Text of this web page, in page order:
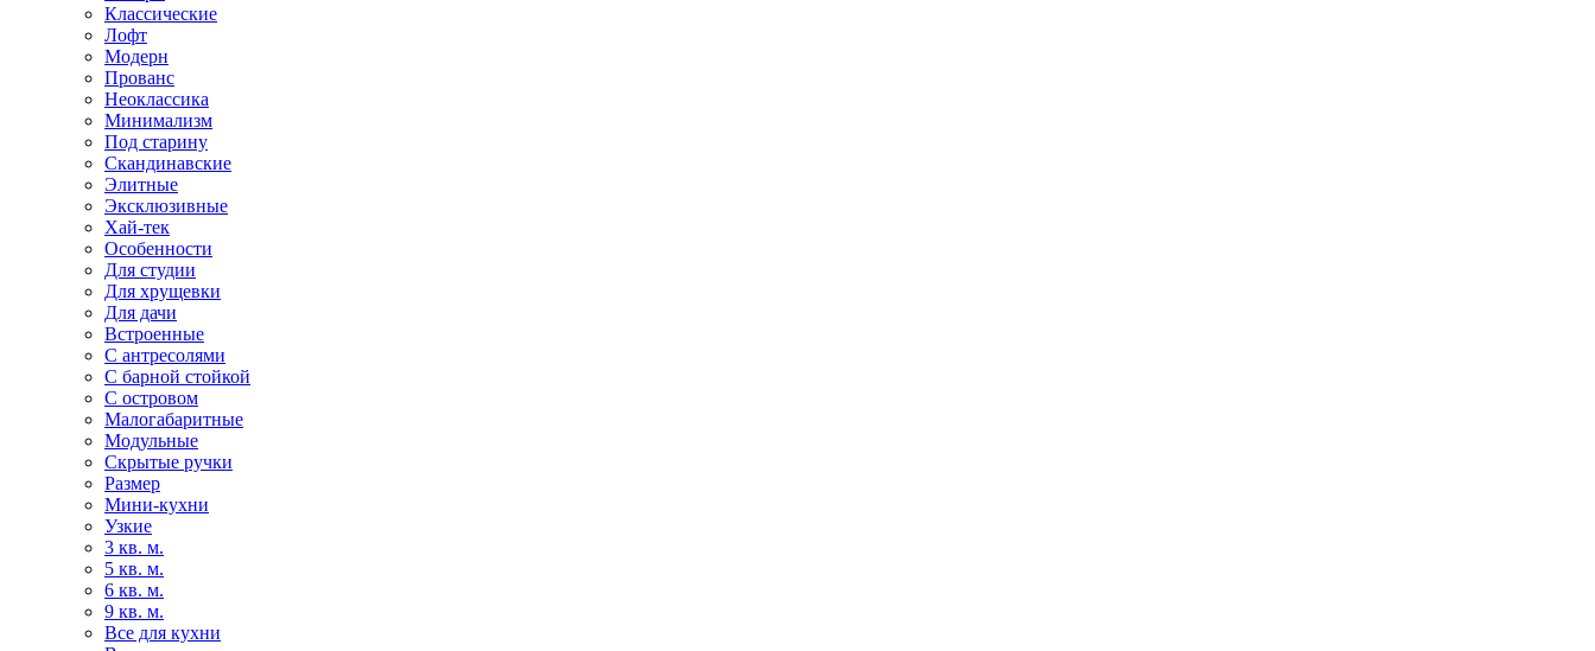
Классические
Лофт
Модерн
Прованс
Неоклассика
Минимализм
Под старину
Скандинавские
Элитные
Эксклюзивные
Хай-тек
Особенности
Для студии
Для хрущевки
Для дачи
Встроенные
С антресолями
С барной стойкой
С островом
Малогабаритные
Модульные
Скрытые ручки
Размер
Мини-кухни
Узкие
3 кв. м.
5 кв. м.
6 кв. м.
9 кв. м.
Все для кухни